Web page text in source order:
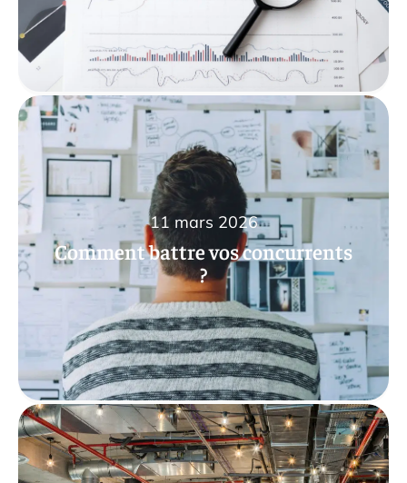
Comment battre vos concurrents
?
11 mars 2026